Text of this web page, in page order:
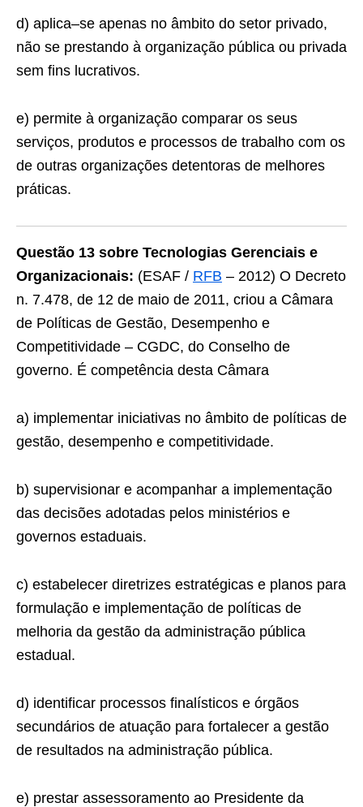
d) aplica–se apenas no âmbito do setor privado,
não se prestando à organização pública ou privada
sem fins lucrativos.
e) permite à organização comparar os seus
serviços, produtos e processos de trabalho com os
de outras organizações detentoras de melhores
práticas.
Questão 13 sobre Tecnologias Gerenciais e
Organizacionais: (ESAF / RFB – 2012) O Decreto
n. 7.478, de 12 de maio de 2011, criou a Câmara
de Políticas de Gestão, Desempenho e
Competitividade – CGDC, do Conselho de
governo. É competência desta Câmara
a) implementar iniciativas no âmbito de políticas de
gestão, desempenho e competitividade.
b) supervisionar e acompanhar a implementação
das decisões adotadas pelos ministérios e
governos estaduais.
c) estabelecer diretrizes estratégicas e planos para
formulação e implementação de políticas de
melhoria da gestão da administração pública
estadual.
d) identificar processos finalísticos e órgãos
secundários de atuação para fortalecer a gestão
de resultados na administração pública.
e) prestar assessoramento ao Presidente da